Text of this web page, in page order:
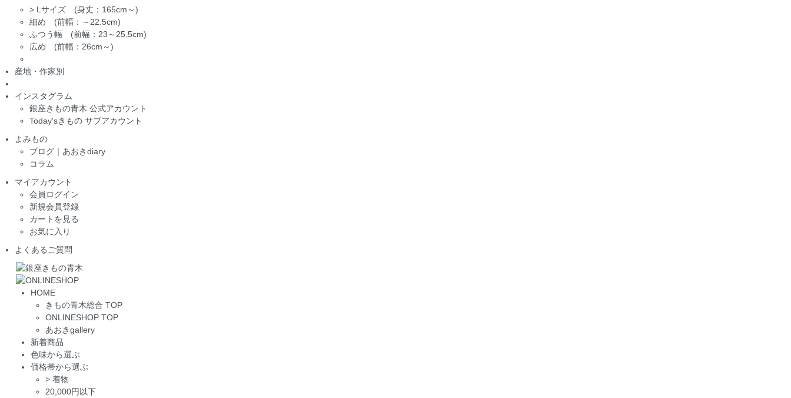
> Lサイズ (身丈：165cm～)
細め (前幅：～22.5cm)
ふつう幅 (前幅：23～25.5cm)
広め (前幅：26cm～)
産地・作家別
インスタグラム
銀座きもの青木 公式アカウント
Today'sきもの サブアカウント
よみもの
ブログ｜あおきdiary
コラム
マイアカウント
会員ログイン
新規会員登録
カートを見る
お気に入り
よくあるご質問
HOME
きもの青木総合 TOP
ONLINESHOP TOP
あおきgallery
新着商品
色味から選ぶ
価格帯から選ぶ
> 着物
20,000円以下